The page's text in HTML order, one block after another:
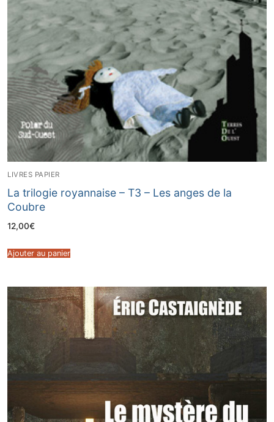
LIVRES PAPIER
La trilogie royannaise – T3 – Les anges de la
Coubre
12,00€
Ajouter au panier